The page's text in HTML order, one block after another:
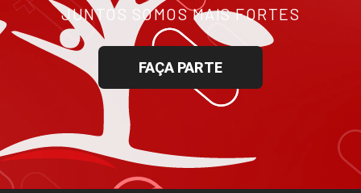
JUNTOS SOMOS MAIS FORTES
FAÇA PARTE